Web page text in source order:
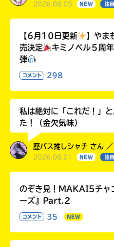
2026.08.05 NEW 注
【6月10日更新
】やま
売決定
キミノベル５周
弾
コメント 298
私は絶対に「これだ！」
た！（金欠気味）
歴バス推しシャチ さん
2026.08.01 NEW 注
のぞき見！MAKAI5チャ
ーズ』Part.2
コメント 35 NEW